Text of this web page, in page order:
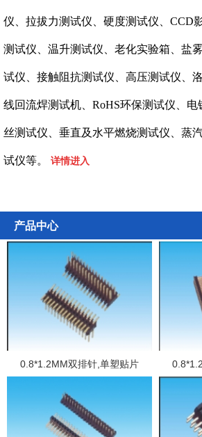
仪、拉拔力测试仪、硬度测试仪、CCD
测试仪、温升测试仪、老化实验箱、盐
试仪、接触阻抗测试仪、高压测试仪、
线回流焊测试机、RoHS环保测试仪、
丝测试仪、垂直及水平燃烧测试仪、蒸
试仪等。 详情进入
产品中心
0.8*1.2MM双排针,单塑贴片